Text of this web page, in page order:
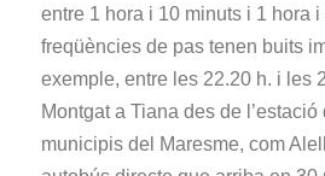
entre 1 hora i 10 minuts i 1 hora
freqüències de pas tenen buits
exemple, entre les 22.20 h. i les
Montgat a Tiana des de
municipis del Maresme, com